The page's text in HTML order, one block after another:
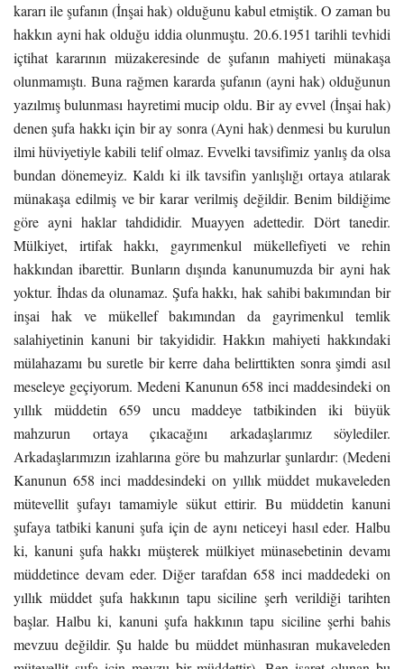
kararı ile şufanın (İnşai hak) olduğunu kabul etmiştik. O zaman bu
hakkın ayni hak olduğu iddia olunmuştu. 20.6.1951 tarihli tevhidi
içtihat kararının müzakeresinde de şufanın mahiyeti münakaşa
olunmamıştı. Buna rağmen kararda şufanın (ayni hak) olduğunun
yazılmış bulunması hayretimi mucip oldu. Bir ay evvel (İnşai hak)
denen şufa hakkı için bir ay sonra (Ayni hak) denmesi bu kurulun
ilmi hüviyetiyle kabili telif olmaz. Evvelki tavsifimiz yanlış da olsa
bundan dönemeyiz. Kaldı ki ilk tavsifin yanlışlığı ortaya atılarak
münakaşa edilmiş ve bir karar verilmiş değildir. Benim bildiğime
göre ayni haklar tahdididir. Muayyen adettedir. Dört tanedir.
Mülkiyet, irtifak hakkı, gayrımenkul mükellefiyeti ve rehin
hakkından ibarettir. Bunların dışında kanunumuzda bir ayni hak
yoktur. İhdas da olunamaz. Şufa hakkı, hak sahibi bakımından bir
inşai hak ve mükellef bakımından da gayrimenkul temlik
salahiyetinin kanuni bir takyididir. Hakkın mahiyeti hakkındaki
mülahazamı bu suretle bir kerre daha belirttikten sonra şimdi asıl
meseleye geçiyorum. Medeni Kanunun 658 inci maddesindeki on
yıllık müddetin 659 uncu maddeye tatbikinden iki büyük
mahzurun ortaya çıkacağını arkadaşlarımız söylediler.
Arkadaşlarımızın izahlarına göre bu mahzurlar şunlardır: (Medeni
Kanunun 658 inci maddesindeki on yıllık müddet mukaveleden
mütevellit şufayı tamamiyle sükut ettirir. Bu müddetin kanuni
şufaya tatbiki kanuni şufa için de aynı neticeyi hasıl eder. Halbu
ki, kanuni şufa hakkı müşterek mülkiyet münasebetinin devamı
müddetince devam eder. Diğer tarafdan 658 inci maddedeki on
yıllık müddet şufa hakkının tapu siciline şerh verildiği tarihten
başlar. Halbu ki, kanuni şufa hakkının tapu siciline şerhi bahis
mevzuu değildir. Şu halde bu müddet münhasıran mukaveleden